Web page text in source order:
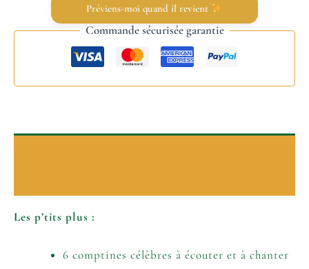
Préviens-moi quand il revient
Commande sécurisée garantie
Les p’tits plus :
6 comptines célèbres à écouter et à chanter